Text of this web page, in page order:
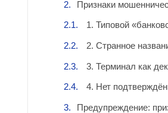
Признаки
1. Типовой
2. Странное
3. Терминал как
4. Нет
Предупреждение: